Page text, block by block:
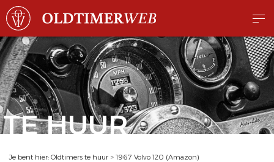
TE HUUR
Je bent hier: Oldtimers te huur > 1967 Volvo 120 (Amazon)